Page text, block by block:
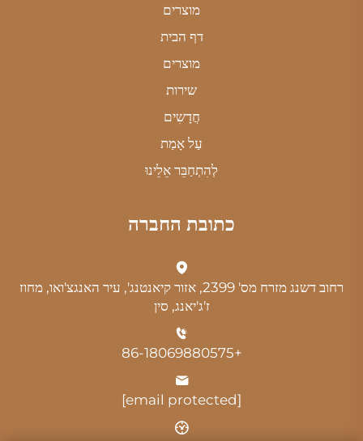
מוצרים
דף הבית
מוצרים
שירות
חֲדָשִים
עַל אָמַת
לְהִתְחַבֵּר אֵלֵינוּ
כתובת החברה
רחוב דשנג מזרח מס' 2399, אזור קיאנטנג', עיר האנגצ'ואו, מחוז
ז'ג'יאנג, סין
+86-18069880575
[email protected]